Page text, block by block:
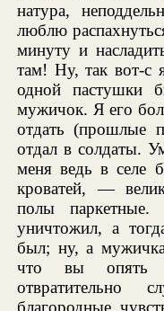
натура,
люблю
минуту и
там! Ну, так вот-
одной пастушки
мужичок. Я его
отдать (прошлые
отдал в солдаты.
меня ведь в селе
кроватей, —
полы
уничтожил, а
был; ну, а
что вы опять
отвратительно
благородные